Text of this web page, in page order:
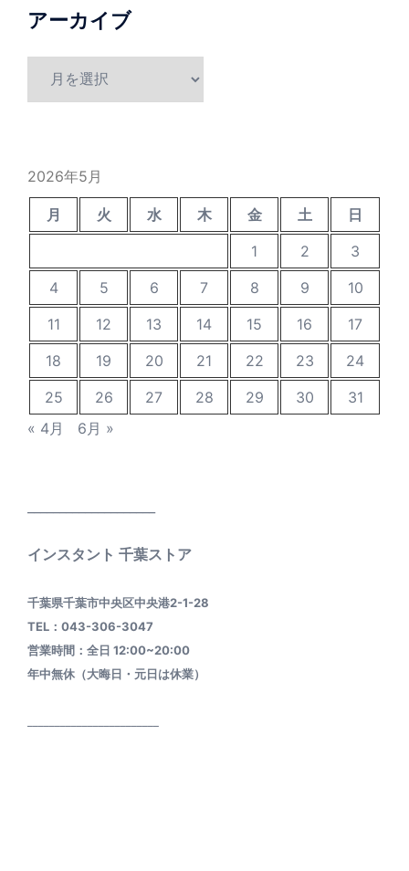
アーカイブ
2026年5月
月 火 水 木 金 土
日
1
2
3
4
5 6 7 8 9
10
11
12 13 14 15 16
17
18
19 20 21 22 23
24
25
26 27 28 29 30
31
« 4月
6月 »
インスタント 千葉ストア
千葉県千葉市中央区中央港2-1-28
TEL：043-306-3047
営業時間：全日 12:00~20:00
年中無休（大晦日・元日は休業）